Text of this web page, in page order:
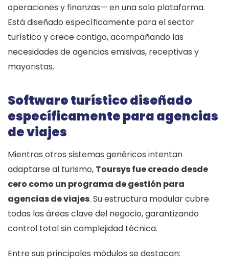
operaciones y finanzas— en una sola plataforma.
Está diseñado específicamente para el sector
turístico y crece contigo, acompañando las
necesidades de agencias emisivas, receptivas y
mayoristas.
Software turístico diseñado
específicamente para agencias
de viajes
Mientras otros sistemas genéricos intentan
adaptarse al turismo, Toursys fue creado desde
cero como un programa de gestión para
agencias de viajes. Su estructura modular cubre
todas las áreas clave del negocio, garantizando
control total sin complejidad técnica.
Entre sus principales módulos se destacan: